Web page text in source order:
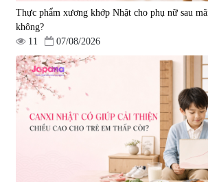
Tẩy tế bào chết Nichiei Bussan
Nano NMN+ Peeling Gel
Luxury 200g
1.490.000 đ
Viên uống
mạch,
&
980.000 đ
Thực phẩm xương khớp Nhật cho phụ nữ sau
không?
11
07/08/2026